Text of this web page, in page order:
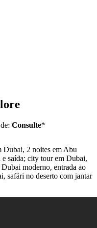
Consulte*
Dubai, 2 noites em Abu
saída; city tour em Dubai,
moderno, entrada ao
safári no deserto com jantar